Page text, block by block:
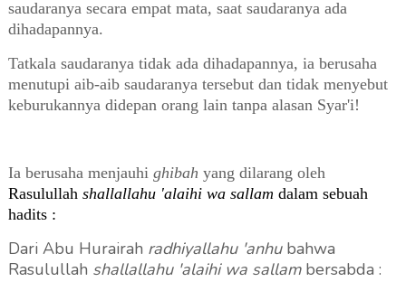
saudaranya secara empat mata, saat saudaranya ada
dihadapannya.
Tatkala saudaranya tidak ada dihadapannya, ia berusaha
menutupi aib-aib saudaranya tersebut dan tidak menyebut
keburukannya didepan orang lain tanpa alasan Syar'i!
Ia berusaha menjauhi ghibah yang dilarang oleh
Rasulullah shallallahu 'alaihi wa sallam dalam sebuah
hadits :
Dari Abu Hurairah radhiyallahu 'anhubahwa
Rasulullah shallallahu 'alaihi wa sallambersabda :